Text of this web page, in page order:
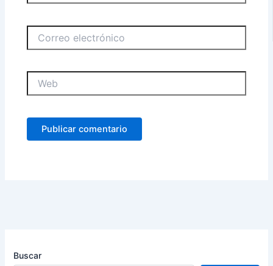
electrónico
Buscar